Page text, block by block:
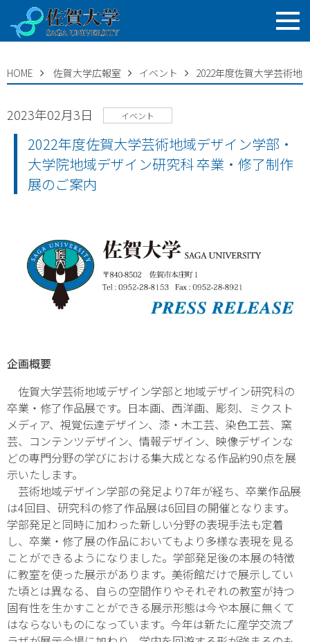
HOME 佐賀大学広報室 イベント 2022年度佐賀大学芸術地
2023年02月3日 イベント
2022年度佐賀大学芸術地域デザイン学部・
大学院地域デザイン研究科 卒業・修了制作
展のご案内
企画概要
佐賀大学芸術地域デザイン学部と地域デザイン研究科の
卒業・修了作品展です。日本画、西洋画、彫刻、ミクスト
メディア、視覚伝達デザイン、漆・木工芸、染色工芸、窯
芸、コンテンツデザイン、情報デザイン、映像デザインな
どの専門分野の学びにおける集大成となる作品約90点を展
示いたします。
芸術地域デザイン学部の発足より7年が経ち、卒業作品展
は4回目、研究科の修了作品展は6回目の開催となります。
学部発足と同時に加わった新しい分野の表現手法も定着
し、卒業・修了展の作品においてもより多様な表現を見る
ことができるようになりました。学部発足後の本展の特徴
に教室を使った展示があります。美術館だけで展示してい
た頃とは異なる、自らの空間作りやそれぞれの教室が持つ
固有性を生かすことができる展示形態は今や本展に無くて
はならないものになっています。今年は新たに産学交流プ